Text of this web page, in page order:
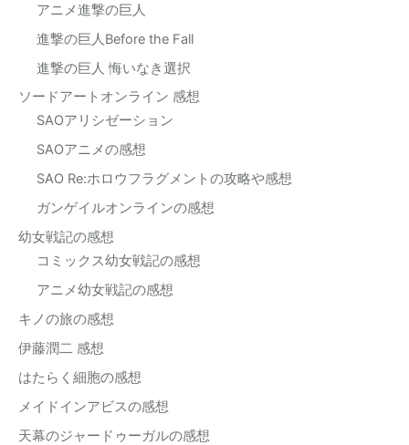
アニメ進撃の巨人
進撃の巨人Before the Fall
進撃の巨人 悔いなき選択
ソードアートオンライン 感想
SAOアリシゼーション
SAOアニメの感想
SAO Re:ホロウフラグメントの攻略や感想
ガンゲイルオンラインの感想
幼女戦記の感想
コミックス幼女戦記の感想
アニメ幼女戦記の感想
キノの旅の感想
伊藤潤二 感想
はたらく細胞の感想
メイドインアビスの感想
天幕のジャードゥーガルの感想